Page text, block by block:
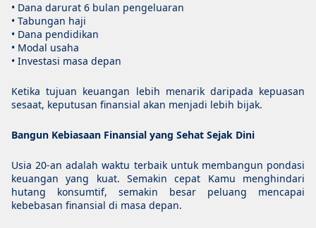
• Dana darurat 6 bulan pengeluaran
• Tabungan haji
• Dana pendidikan
• Modal usaha
• Investasi masa depan
Ketika tujuan keuangan lebih menarik daripada kepuasan
sesaat, keputusan finansial akan menjadi lebih bijak.
Bangun Kebiasaan Finansial yang Sehat Sejak Dini
Usia 20-an adalah waktu terbaik untuk membangun pondasi
keuangan yang kuat. Semakin cepat Kamu menghindari
hutang konsumtif, semakin besar peluang mencapai
kebebasan finansial di masa depan.